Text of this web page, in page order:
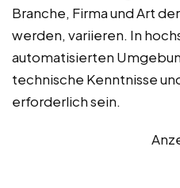
Branche, Firma und Art
werden, variieren. In
automatisierten
technische Kenntnisse
erforderlich sein.